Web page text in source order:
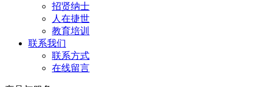
招贤纳士
人在捷世
教育培训
联系我们
联系方式
在线留言